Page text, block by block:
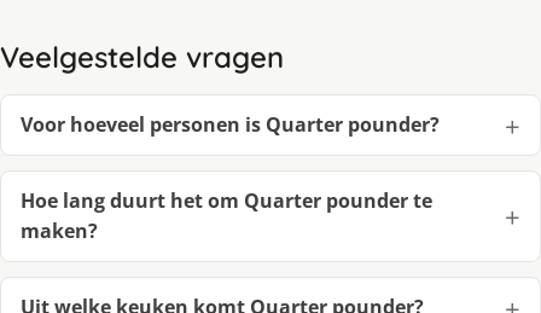
Veelgestelde vragen
Voor hoeveel personen is Quarter pounder?
Hoe lang duurt het om Quarter pounder te
maken?
Uit welke keuken komt Quarter pounder?